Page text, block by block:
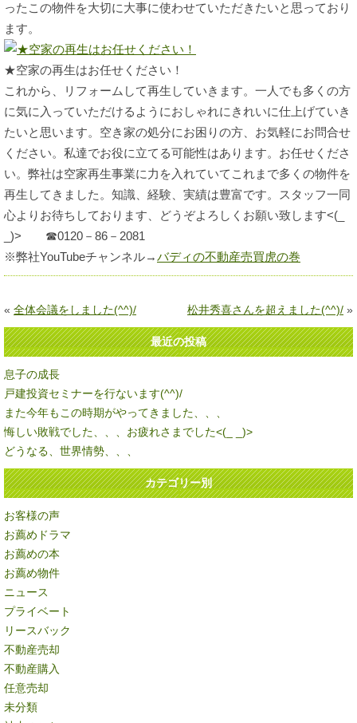
ったこの物件を大切に大事に使わせていただきたいと思っており
ます。
★空家の再生はお任せください！
これから、リフォームして再生していきます。一人でも多くの方
に気に入っていただけるようにおしゃれにきれいに仕上げていき
たいと思います。空き家の処分にお困りの方、お気軽にお問合せ
ください。私達でお役に立てる可能性はあります。お任せくださ
い。弊社は空家再生事業に力を入れていてこれまで多くの物件を
再生してきました。知識、経験、実績は豊富です。スタッフ一同
心よりお待ちしております、どうぞよろしくお願い致します<(_
_)> ☎0120－86－2081
※弊社YouTubeチャンネル→バディの不動産売買虎の巻
« 全体会議をしました(^^)/ 松井秀喜さんを超えました(^^)/ »
最近の投稿
息子の成長
戸建投資セミナーを行ないます(^^)/
また今年もこの時期がやってきました、、、
悔しい敗戦でした、、、お疲れさまでした<(_ _)>
どうなる、世界情勢、、、
カテゴリー別
お客様の声
お薦めドラマ
お薦めの本
お薦め物件
ニュース
プライベート
リースバック
不動産売却
不動産購入
任意売却
未分類